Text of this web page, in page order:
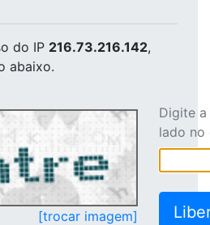
do IP 216.73.216.142,
abaixo.
[trocar imagem]
Digite
lado no